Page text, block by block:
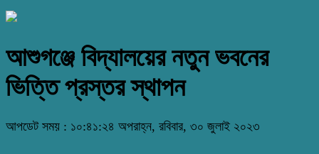
আশুগঞ্জে বিদ্যালয়ের নতুন ভবনের
ভিত্তি প্রস্তর স্থাপন
আপডেট সময় : ১০:৪১:২৪ অপরাহ্ন, রবিবার, ৩০ জুলাই ২০২৩